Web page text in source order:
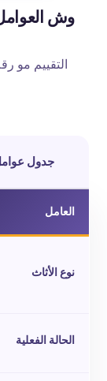
وش
التقييم مو
جدول
العامل
نوع الأثاث
الحالة الفعلية